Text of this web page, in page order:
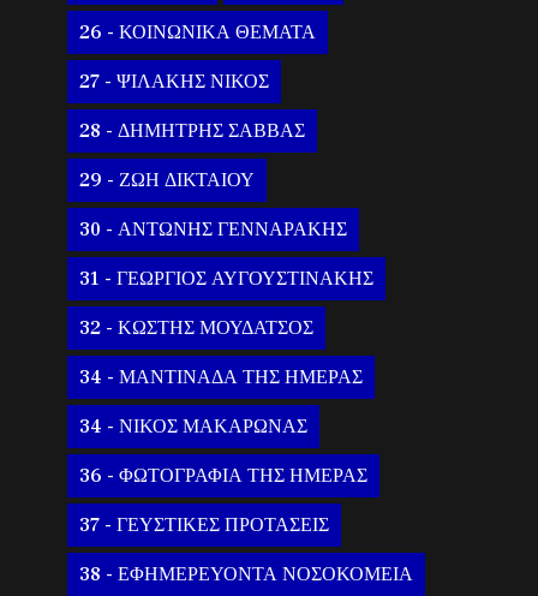
26 - ΚΟΙΝΩΝΙΚΑ ΘΕΜΑΤΑ
27 - ΨΙΛΑΚΗΣ ΝΙΚΟΣ
28 - ΔΗΜΗΤΡΗΣ ΣΑΒΒΑΣ
29 - ΖΩΗ ΔΙΚΤΑΙΟΥ
30 - ΑΝΤΩΝΗΣ ΓΕΝΝΑΡΑΚΗΣ
31 - ΓΕΩΡΓΙΟΣ ΑΥΓΟΥΣΤΙΝΑΚΗΣ
32 - ΚΩΣΤΗΣ ΜΟΥΔΑΤΣΟΣ
34 - ΜΑΝΤΙΝΑΔΑ ΤΗΣ ΗΜΕΡΑΣ
34 - ΝΙΚΟΣ ΜΑΚΑΡΩΝΑΣ
36 - ΦΩΤΟΓΡΑΦΙΑ ΤΗΣ ΗΜΕΡΑΣ
37 - ΓΕΥΣΤΙΚΕΣ ΠΡΟΤΑΣΕΙΣ
38 - ΕΦΗΜΕΡΕΥΟΝΤΑ ΝΟΣΟΚΟΜΕΙΑ